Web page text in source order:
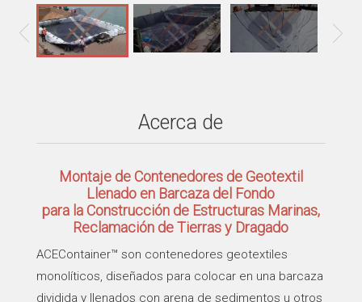
Acerca de
Montaje de Contenedores de Geotextil
Llenado en Barcaza del Fondo
para la Construcción de Estructuras Marinas,
Reclamación de Tierras y Dragado
ACEContainer™ son contenedores geotextiles
monolíticos, diseñados para colocar en una barcaza
dividida y llenados con arena de sedimentos u otros